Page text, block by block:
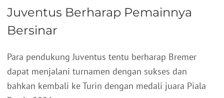
Juventus Berharap Pemainnya
Bersinar
Para pendukung Juventus tentu berharap Bremer
dapat menjalani turnamen dengan sukses dan
bahkan kembali ke Turin dengan medali juara Piala